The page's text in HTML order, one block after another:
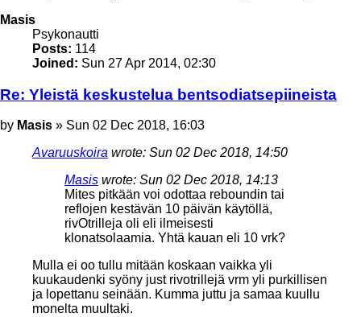
Masis
Psykonautti
Posts: 114
Joined: Sun 27 Apr 2014, 02:30
Re: Yleistä keskustelua bentsodiatsepiineista
Post
by Masis » Sun 02 Dec 2018, 16:03
Avaruuskoira wrote: Sun 02 Dec 2018, 14:50
Masis wrote: Sun 02 Dec 2018, 14:13
Mites pitkään voi odottaa reboundin tai
reflojen kestävän 10 päivän käytöllä,
rivOtrilleja oli eli ilmeisesti
klonatsolaamia. Yhtä kauan eli 10 vrk?
Mulla ei oo tullu mitään koskaan vaikka yli
kuukaudenki syöny just rivotrillejä vrm yli purkillisen
ja lopettanu seinään. Kumma juttu ja samaa kuullu
monelta muultaki.